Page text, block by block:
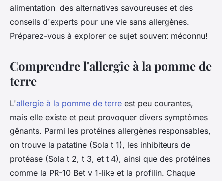
alimentation, des alternatives savoureuses et des
conseils d'experts pour une vie sans allergènes.
Préparez-vous à explorer ce sujet souvent méconnu!
Comprendre l'allergie à la pomme de
terre
L'allergie à la pomme de terre est peu courantes,
mais elle existe et peut provoquer divers symptômes
gênants. Parmi les protéines allergènes responsables,
on trouve la patatine (Sola t 1), les inhibiteurs de
protéase (Sola t 2, t 3, et t 4), ainsi que des protéines
comme la PR-10 Bet v 1-like et la profilin. Chaque